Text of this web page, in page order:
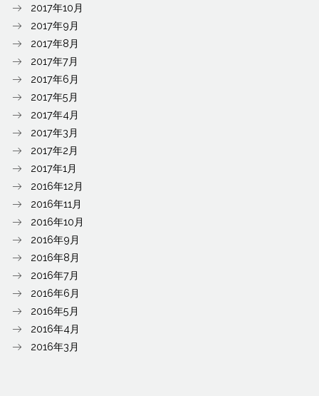
2017年10月
2017年9月
2017年8月
2017年7月
2017年6月
2017年5月
2017年4月
2017年3月
2017年2月
2017年1月
2016年12月
2016年11月
2016年10月
2016年9月
2016年8月
2016年7月
2016年6月
2016年5月
2016年4月
2016年3月